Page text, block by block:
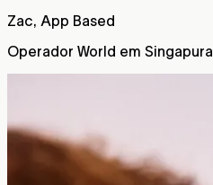
Zac, App Based
Operador World em Singapura